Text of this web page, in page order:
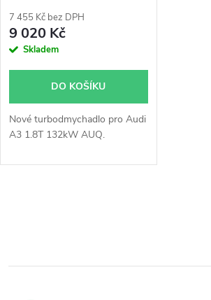
r
o
u
k
r
o
d
u
k
7 455 Kč bez DPH
9 020 Kč
Skladem
DO KOŠÍKU
Nové turbodmychadlo pro Audi
A3 1.8T 132kW AUQ.
l